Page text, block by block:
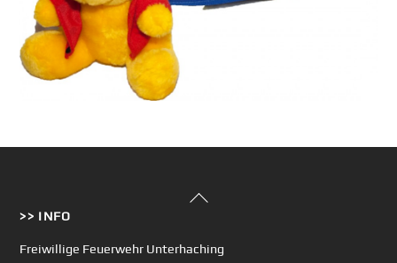
Back
>> INFO
Freiwillige Feuerwehr Unterhaching